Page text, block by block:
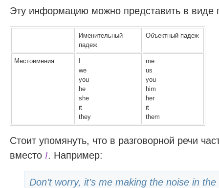
Эту информацию можно представить в виде
Именительный
падеж
Объектный падеж
Местоимения
we
you
he
she
it
they
me
us
you
him
her
it
them
Стоит упомянуть, что в разговорной речи
вместо I. Например:
Don’t worry, it’s me making the noise in